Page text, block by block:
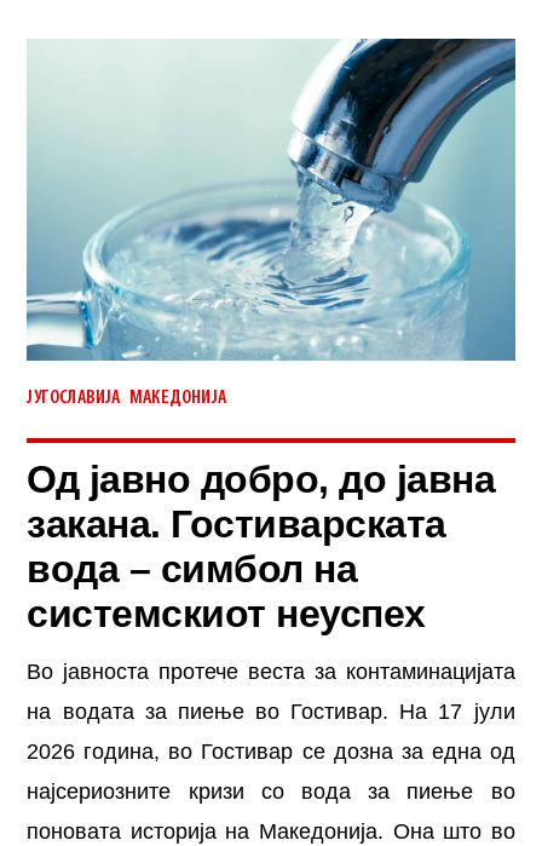
ЈУГОСЛАВИЈА МАКЕДОНИЈА
Од јавно добро, до јавна
закана. Гостиварската
вода – симбол на
системскиот неуспех
Во јавноста протече веста за контаминацијата
на водата за пиење во Гостивар. На 17 јули
2026 година, во Гостивар се дозна за една од
најсериозните кризи со вода за пиење во
поновата историја на Македонија. Она што во